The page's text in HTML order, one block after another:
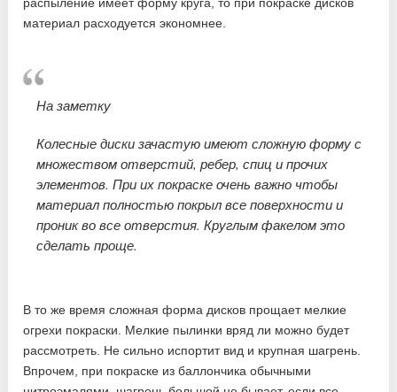
распыление имеет форму круга, то при покраске дисков
материал расходуется экономнее.
На заметку
Колесные диски зачастую имеют сложную форму с
множеством отверстий, ребер, спиц и прочих
элементов. При их покраске очень важно чтобы
материал полностью покрыл все поверхности и
проник во все отверстия. Круглым факелом это
сделать проще.
В то же время сложная форма дисков прощает мелкие
огрехи покраски. Мелкие пылинки вряд ли можно будет
рассмотреть. Не сильно испортит вид и крупная шагрень.
Впрочем, при покраске из баллончика обычными